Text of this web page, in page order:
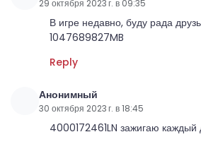
29 октября 2023 г. в 09:35
В игре недавно, буду рада
1047689827MB
Reply
Анонимный
30 октября 2023 г. в 18:45
4000172461LN зажигаю каждый